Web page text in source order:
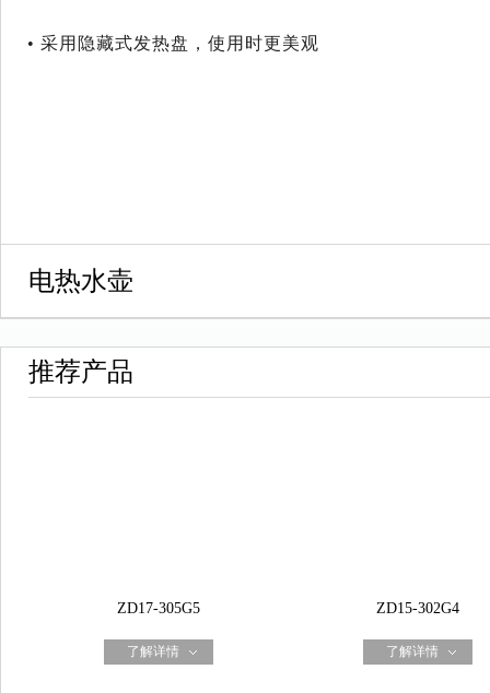
• 采用隐藏式发热盘，使用时更美观
电热水壶
推荐产品
ZD17-305G5
了解详情
ZD15-302G4
了解详情